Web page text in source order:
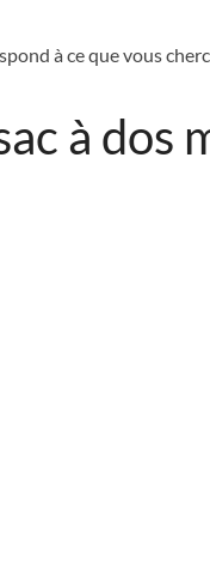
à ce que vous
à